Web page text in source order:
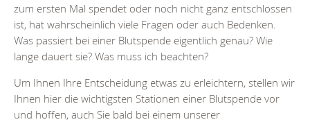
zum ersten Mal spendet oder noch nicht ganz entschlossen
ist, hat wahrscheinlich viele Fragen oder auch Bedenken.
Was passiert bei einer Blutspende eigentlich genau? Wie
lange dauert sie? Was muss ich beachten?
Um Ihnen Ihre Entscheidung etwas zu erleichtern, stellen wir
Ihnen hier die wichtigsten Stationen einer Blutspende vor
und hoffen, auch Sie bald bei einem unserer